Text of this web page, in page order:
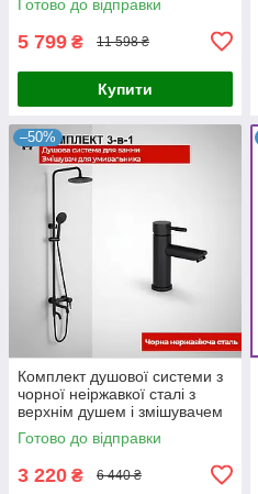
Готово до відправки
5 799 ₴ 11 598 ₴
Купити
–50%
Комплект душової системи з
чорної неіржавкої сталі з
верхнім душем і змішувачем
для умивальника
Готово до відправки
3 220 ₴ 6 440 ₴